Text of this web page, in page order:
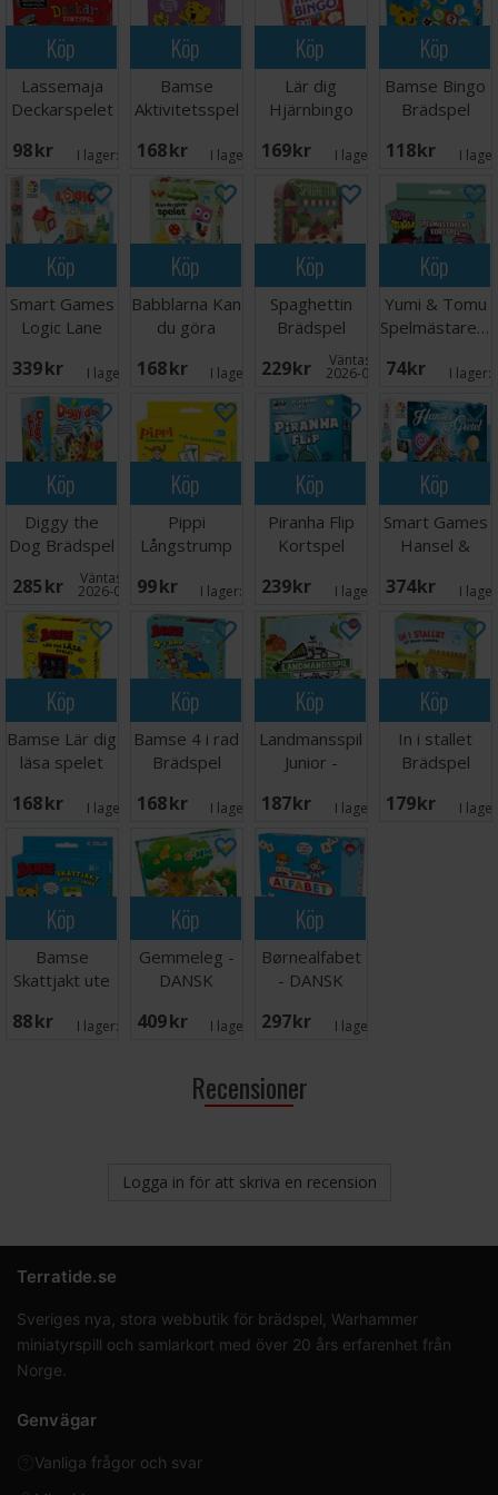
Köp
Lassemaja
Deckarspelet
98 SEK I lager:
Köp
Bamse
Aktivitetsspel
168 SEK I lager:
Köp
Lär dig
Hjärnbingo
169 SEK I lager:
Köp
Bamse Bingo
Brädspel
118 SEK I
Köp
Smart Games
Logic Lane
339 SEK I lager:
Köp
Babblarna Kan
du göra
Brädspel
168 SEK I lager: 5
Köp
Spaghettin
Brädspel
229 SEK Väntas in:
2026-09-30
Köp
Yumi & Tomu
Spelmästarens
74 SEK I lager:
Köp
Diggy the
Dog Brädspel
285 SEK Väntas in:
2026-08-28
Köp
Pippi
Långstrump
99 SEK I lager:
Köp
Piranha Flip
Kortspel
239 SEK I lager: 1
Köp
Smart Games
Hansel &
374 SEK I
Köp
Bamse Lär dig
läsa spelet
168 SEK I lager:
Köp
Bamse 4 i rad
Brädspel
168 SEK I lager:
Köp
Landmansspil
Junior -
187 SEK I lager:
Köp
In i stallet
Brädspel
179 SEK I
Köp
Bamse
Skattjakt ute
Kortspel
88 SEK I lager:
Köp
Gemmeleg -
DANSK
409 SEK I lager: 2
Köp
Børnealfabet
- DANSK
297 SEK I lager:
Recensioner
Logga in för att skriva en recension
Terratide.se
Sveriges nya, stora webbutik för brädspel, Warhammer
miniatyrspill och samlarkort med över 20 års erfarenhet från
Norge.
Genvägar
Vanliga frågor och svar